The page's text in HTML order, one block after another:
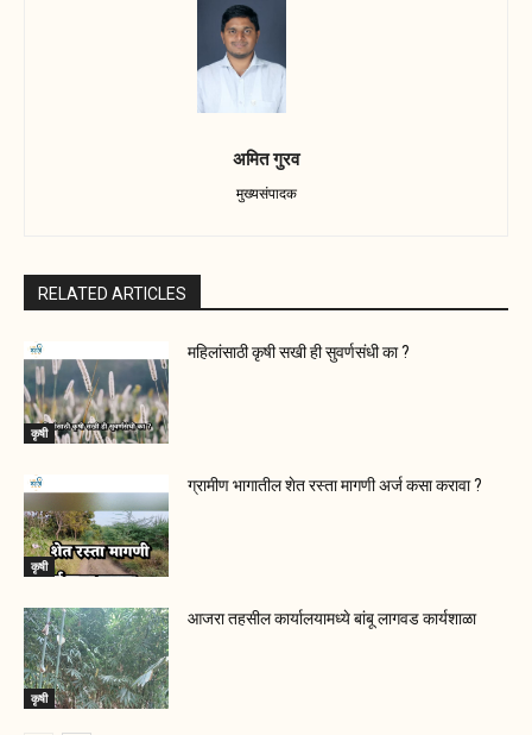
अमित गुरव
मुख्यसंपादक
RELATED ARTICLES
कृषी
महिलांसाठी कृषी सखी ही सुवर्णसंधी का ?
कृषी
ग्रामीण भागातील शेत रस्ता मागणी अर्ज कसा करावा ?
कृषी
आजरा तहसील कार्यालयामध्ये बांबू लागवड कार्यशाळा